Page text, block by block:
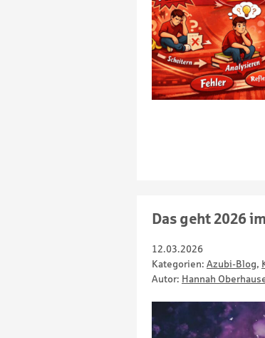
Das geht 2026
12.03.2026
Kategorien: Azubi-Blog,
Autor: Hannah